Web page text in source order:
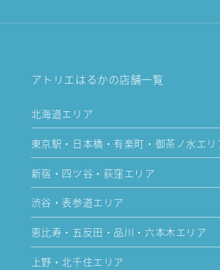
アトリエはるかの店舗一覧
北海道エリア
東京駅・日本橋・有楽町・御茶ノ水エリ
新宿・四ツ谷・荻窪エリア
渋谷・表参道エリア
恵比寿・五反田・品川・六本木エリア
上野・北千住エリア